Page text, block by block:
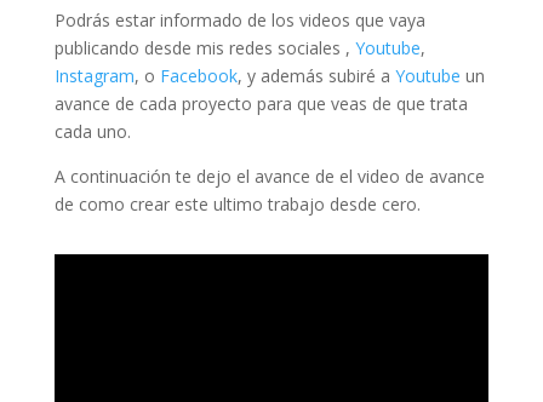
Podrás estar informado de los videos que vaya
publicando desde mis redes sociales , Youtube,
Instagram, o Facebook, y además subiré a Youtube un
avance de cada proyecto para que veas de que trata
cada uno.
A continuación te dejo el avance de el video de avance
de como crear este ultimo trabajo desde cero.